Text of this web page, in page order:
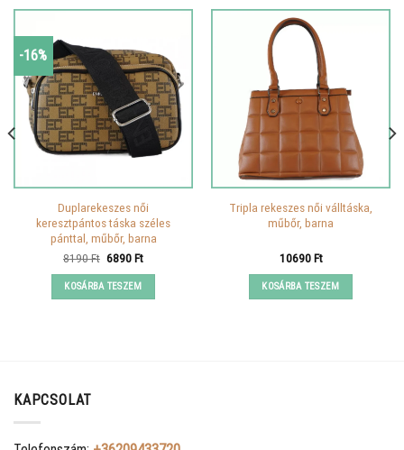
-16%
Duplarekeszes női
keresztpántos táska széles
pánttal, műbőr, barna
8190Ft Original
was:
8190 Ft.
6890FtCurrent
KOSÁRBA TESZEM
Tripla rekeszes női válltáska,
műbőr, barna
10690Ft
KOSÁRBA TESZEM
KAPCSOLAT